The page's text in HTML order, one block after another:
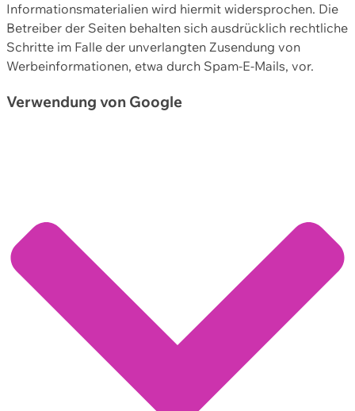
Informationsmaterialien wird hiermit widersprochen. Die
Betreiber der Seiten behalten sich ausdrücklich rechtliche
Schritte im Falle der unverlangten Zusendung von
Werbeinformationen, etwa durch Spam-E-Mails, vor.
Verwendung von Google